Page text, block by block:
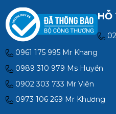
HỖ
0961 175 995 Mr Khang
0989 310 979 Ms Huyền
0902 303 733 Mr Viên
0973 106 269 Mr Khương